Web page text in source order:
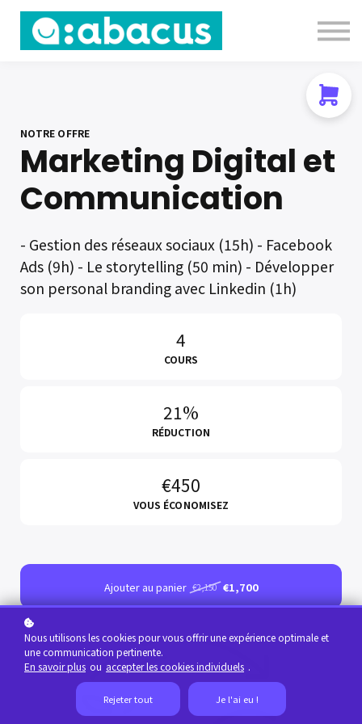
Nous contacter
About us
NOTRE OFFRE
Marketing Digital et
Communication
- Gestion des réseaux sociaux (15h) - Facebook
Ads (9h) - Le storytelling (50 min) - Développer
son personal branding avec Linkedin (1h)
4
COURS
21%
RÉDUCTION
€450
VOUS ÉCONOMISEZ
Ajouter au panier €2,150 €1,700
Nous utilisons les cookies pour vous offrir une expérience optimale et
une communication pertinente.
En savoir plus ou accepter les cookies individuels .
Rejeter tout Je l'ai eu !